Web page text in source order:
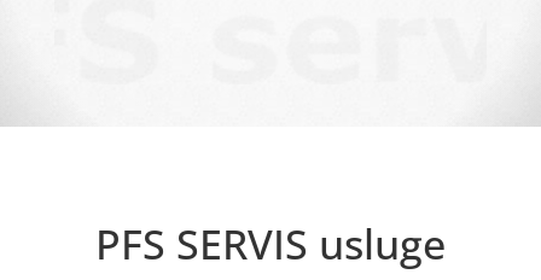
PFS SERVIS usluge